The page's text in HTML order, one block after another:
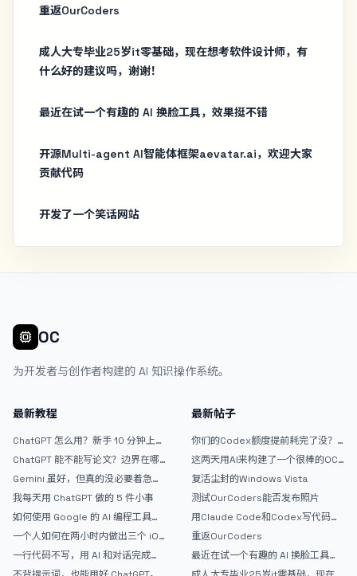
重返OurCoders
成人大专毕业25岁it零基础，现在想考软件设计师，有
什么好的建议吗，谢谢！
最近在试一个有趣的 AI 换脸工具，效果挺不错
开源Multi-agent AI智能体框架aevatar.ai，欢迎大家
贡献代码
开发了一个笑话网站
OC
为开发者与创作者构建的 AI 知识操作系统。
最新教程
ChatGPT 怎么用？新手 10 分钟上手
ChatGPT 能不能写论文？边界在哪
Gemini 虽好，但真的没必要着急放
弃 ChatGPT
我每天用 ChatGPT 做的 5 件小事
如何使用 Google 的 AI 编程工具
AntiGravity：独立开发者的新时代
武器
一个人如何在两小时内做出三个 iOS
APP？｜AntiGravity + Gemini 3 实
战完整记录
一行代码不写，用 AI 和对话完成一
个完整网站：《图书天堂》实战记录
最新帖子
你们的Codex额度提前耗完了没？
戒断反应如何？
这两天用AI来构建了一个很棒的OC
论坛精华区
复活尘封的Windows Vista
测试OurCoders能否发布照片
用Claude Code和Codex写代码真
的爽，但是App怎么挣钱还是很难啊
重返OurCoders
最近在试一个有趣的 AI 换脸工具，
效果挺不错